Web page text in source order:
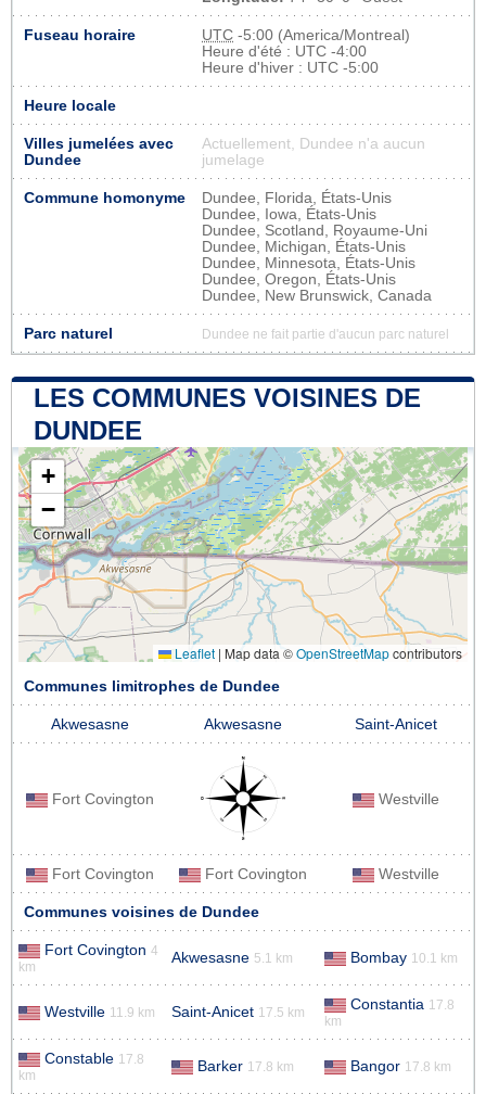
Fuseau horaire UTC -5:00 (America/Montreal)
Heure d'été : UTC -4:00
Heure d'hiver : UTC -5:00
Heure locale
Villes jumelées avec
Dundee
Actuellement, Dundee n'a aucun
jumelage
Commune homonyme
Dundee, Florida, États-Unis
Dundee, Iowa, États-Unis
Dundee, Scotland, Royaume-Uni
Dundee, Michigan, États-Unis
Dundee, Minnesota, États-Unis
Dundee, Oregon, États-Unis
Dundee, New Brunswick, Canada
Parc naturel Dundee ne fait partie d'aucun parc naturel
LES COMMUNES VOISINES DE
DUNDEE
+
−
Leaflet | Map data ©OpenStreetMapcontributors
Communes limitrophes de Dundee
Akwesasne Akwesasne Saint-Anicet
Fort Covington Westville
Fort Covington Fort Covington Westville
Communes voisines de Dundee
Fort Covington 4
km
Akwesasne 5.1 km Bombay 10.1 km
Westville 11.9 km Saint-Anicet 17.5 km Constantia 17.8
km
Constable 17.8
km
Barker 17.8 km Bangor 17.8 km